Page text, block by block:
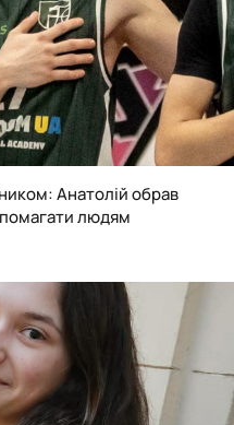
Анатолій обрав
людям